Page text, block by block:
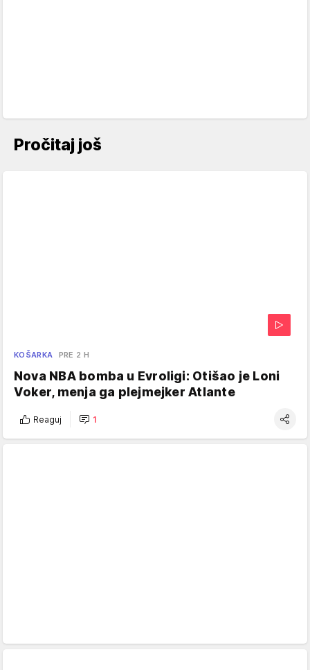
Pročitaj još
KOŠARKA PRE 2 H
Nova NBA bomba u Evroligi: Otišao je Loni
Voker, menja ga plejmejker Atlante
Reaguj 1